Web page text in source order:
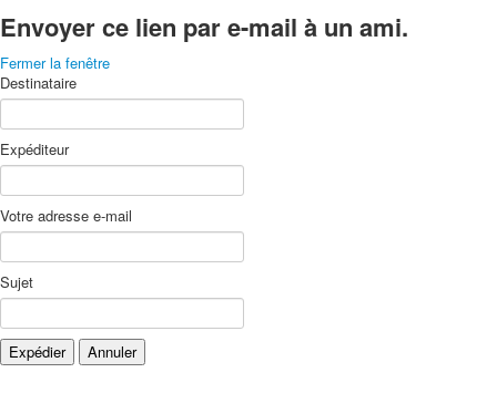
Envoyer ce lien par e-mail à un ami.
Fermer la fenêtre
Destinataire
Expéditeur
Votre adresse e-mail
Sujet
Expédier Annuler